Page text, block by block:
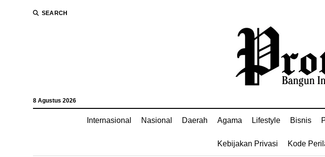
SEARCH
8 Agustus 2026
Internasional Nasional Daerah Agama Lifestyle Bisnis
Kebijakan Privasi Kode